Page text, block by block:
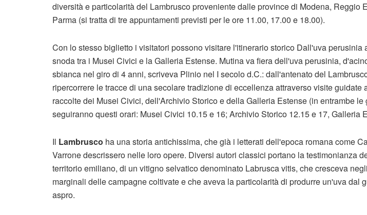
diversità e particolarità del Lambrusco proveniente dalle province di Modena, Reggio
Parma (si tratta di tre appuntamenti previsti per le ore 11.00, 17.00 e 18.00).
Con lo stesso biglietto i visitatori possono visitare l'itinerario storico Dall'uva perusinia
snoda tra i Musei Civici e la Galleria Estense. Mutina va fiera dell'uva perusinia,
sbianca nel giro di 4 anni, scriveva Plinio nel I secolo d.C.: dall'antenato del
ripercorrere le tracce di una secolare tradizione di eccellenza attraverso visite guidate
raccolte dei Musei Civici, dell'Archivio Storico e della Galleria Estense (in entrambe le
seguiranno questi orari: Musei Civici 10.15 e 16; Archivio Storico 12.15 e 17, Galleria
Il Lambrusco ha una storia antichissima, che già i letterati dell'epoca romana come
Varrone descrissero nelle loro opere. Diversi autori classici portano la testimonianza
territorio emiliano, di un vitigno selvatico denominato Labrusca vitis, che cresceva
marginali delle campagne coltivate e che aveva la particolarità di produrre un'uva dal
aspro.